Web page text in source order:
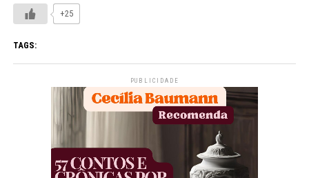
+25
TAGS:
PUBLICIDADE